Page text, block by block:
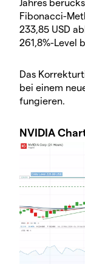
Fibonacci-
233,85 USD
261,8%-Level
Das
bei einem
fungieren.
NVIDIA